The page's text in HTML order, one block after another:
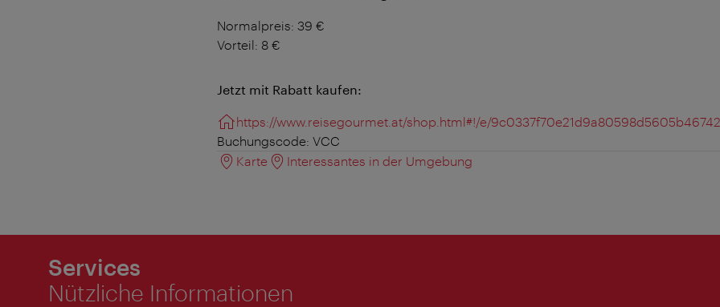
Normalpreis: 39 €
Vorteil: 8 €
Jetzt mit Rabatt kaufen:
https://www.reisegourmet.at/shop.html#!/e/
Buchungscode: VCC
Karte
Interessantes in der Umgebung
Services
Nützliche Informationen